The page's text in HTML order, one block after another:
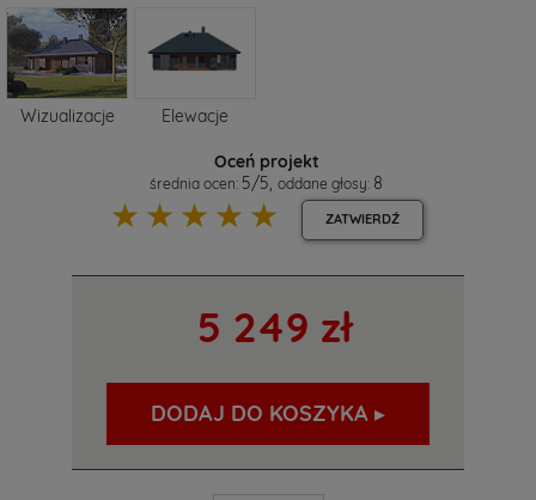
Wizualizacje Elewacje
Oceń projekt
średnia ocen: 5/5 oddane głosy: 8
☆
☆
☆
☆
☆ ZATWIERDŹ
5 249 zł
DODAJ DO KOSZYKA ▸